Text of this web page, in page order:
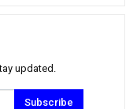
updated.
Subscribe